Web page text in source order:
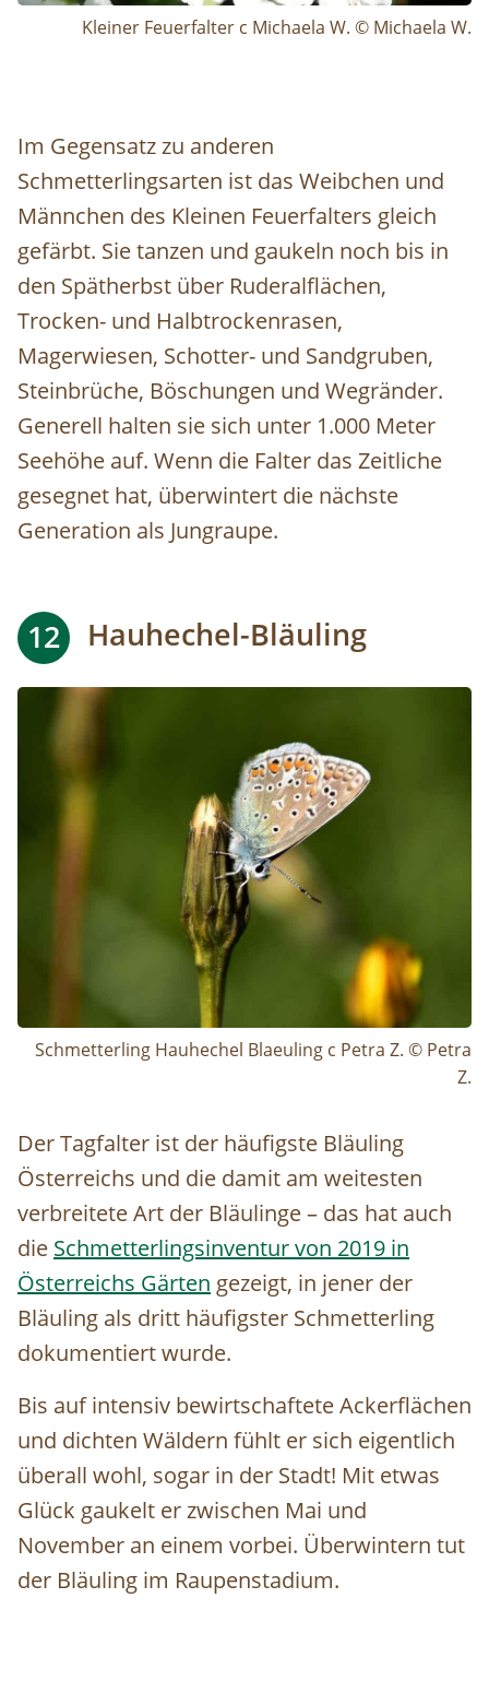
Kleiner Feuerfalter c Michaela W. © Michaela W.
Im Gegensatz zu anderen
Schmetterlingsarten ist das Weibchen und
Männchen des Kleinen Feuerfalters gleich
gefärbt. Sie tanzen und gaukeln noch bis in
den Spätherbst über Ruderalflächen,
Trocken- und Halbtrockenrasen,
Magerwiesen, Schotter- und Sandgruben,
Steinbrüche, Böschungen und Wegränder.
Generell halten sie sich unter 1.000 Meter
Seehöhe auf. Wenn die Falter das Zeitliche
gesegnet hat, überwintert die nächste
Generation als Jungraupe.
12 Hauhechel-Bläuling
Schmetterling Hauhechel Blaeuling c Petra Z. © Petra
Z.
Der Tagfalter ist der häufigste Bläuling
Österreichs und die damit am weitesten
verbreitete Art der Bläulinge – das hat auch
die Schmetterlingsinventur von 2019 in
Österreichs Gärten gezeigt, in jener der
Bläuling als dritt häufigster Schmetterling
dokumentiert wurde.
Bis auf intensiv bewirtschaftete Ackerflächen
und dichten Wäldern fühlt er sich eigentlich
überall wohl, sogar in der Stadt! Mit etwas
Glück gaukelt er zwischen Mai und
November an einem vorbei. Überwintern tut
der Bläuling im Raupenstadium.